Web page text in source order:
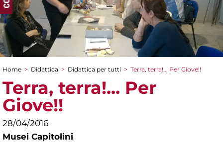
Tu sei qui
Home > Didattica > Didattica per tutti > Terra, terra!... Per Giove!!
Terra, terra!... Per
Giove!!
28/04/2016
Musei Capitolini